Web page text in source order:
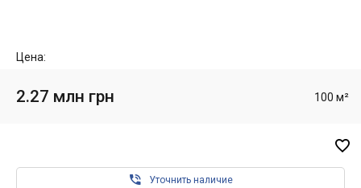
Цена:
2.27 млн грн 100 м²

 Уточнить наличие